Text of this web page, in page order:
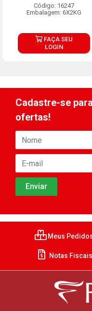
Código: 16247
Embalagem: 6X2KG
FAÇA SEU
LOGIN
Cadastre-se
ofertas!
Meus
Notas Fiscais